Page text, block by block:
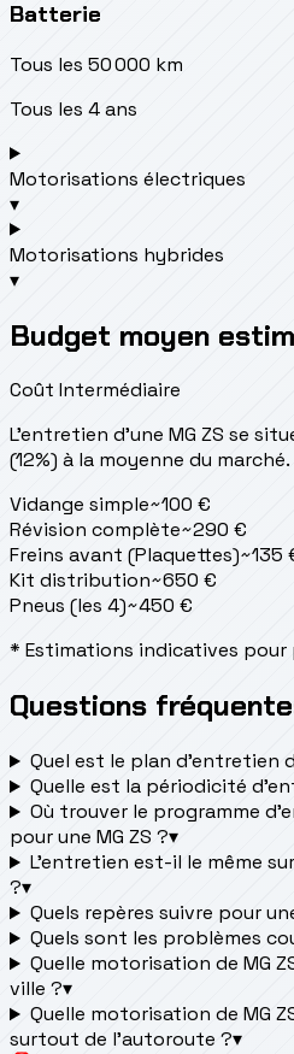
Batterie
Tous les 50 000 km
Tous les 4 ans
Motorisations électriques
▾
Motorisations hybrides
▾
Budget moyen
Coût Intermédiaire
L'entretien d'une MG ZS se
(12%) à la moyenne du marché.
Vidange simple~100 €
Révision complète~290 €
Freins avant (Plaquettes)~135
Kit distribution~650 €
Pneus (les 4)~450 €
* Estimations indicatives
Questions
Quel est le plan d’entretien
Quelle est la périodicité
Où trouver le programme
pour une MG ZS ?▾
L'entretien est-il le même
?▾
Quels repères suivre pour
Quels sont les problèmes
Quelle motorisation de MG
ville ?▾
Quelle motorisation de MG
surtout de l'autoroute ?▾